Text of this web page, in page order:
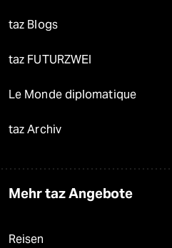
taz Blogs
taz FUTURZWEI
Le Monde diplomatique
taz Archiv
Mehr taz Angebote
Reisen